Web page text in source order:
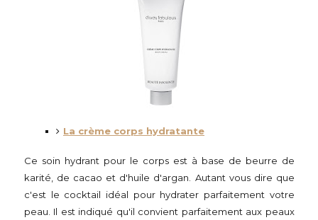
La crème corps hydratante
Ce soin hydrant pour le corps est à base de beurre de
karité, de cacao et d'huile d'argan. Autant vous dire que
c'est le cocktail idéal pour hydrater parfaitement votre
peau. Il est indiqué qu'il convient parfaitement aux peaux